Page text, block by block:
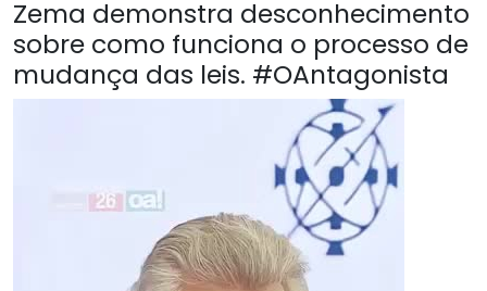
Zema demonstra desconhecimento
sobre como funciona o processo de
mudança das leis. #OAntagonista